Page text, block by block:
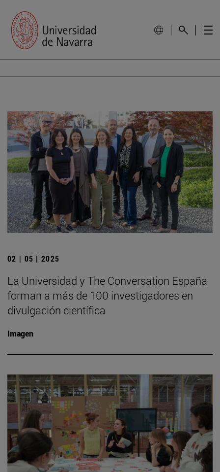
02 | 05 | 2025
La Universidad y The Conversation España
forman a más de 100 investigadores en
divulgación científica
Imagen